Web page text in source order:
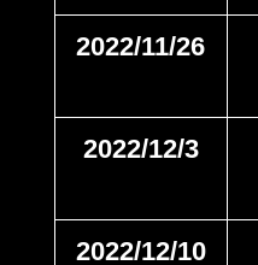
2022/11/26
2022/12/3
2022/12/10